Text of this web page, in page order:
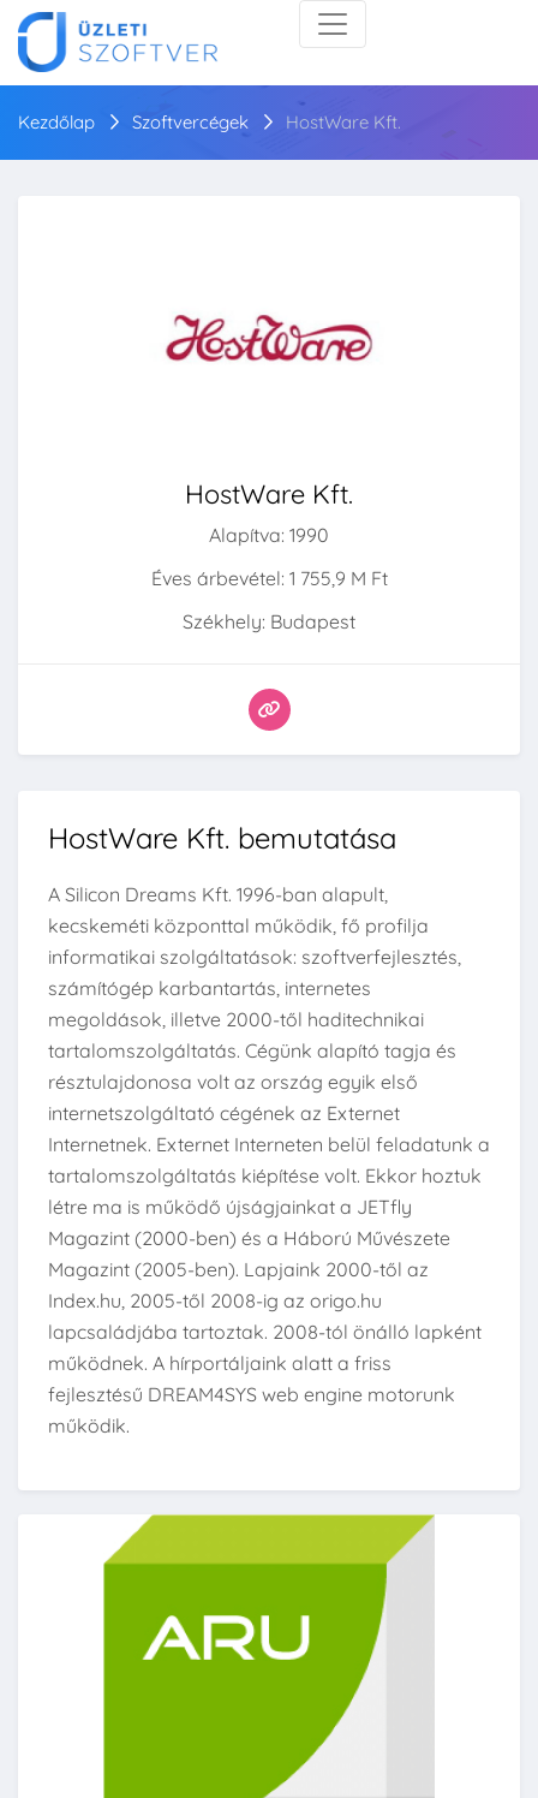
Kezdőlap Szoftvercégek HostWare Kft.
HostWare Kft.
Alapítva: 1990
Éves árbevétel: 1 755,9 M Ft
Székhely: Budapest
HostWare Kft. bemutatása
A Silicon Dreams Kft. 1996-ban alapult,
kecskeméti központtal működik, fő profilja
informatikai szolgáltatások: szoftverfejlesztés,
számítógép karbantartás, internetes
megoldások, illetve 2000-től haditechnikai
tartalomszolgáltatás. Cégünk alapító tagja és
résztulajdonosa volt az ország egyik első
internetszolgáltató cégének az Externet
Internetnek. Externet Interneten belül feladatunk a
tartalomszolgáltatás kiépítése volt. Ekkor hoztuk
létre ma is működő újságjainkat a JETfly
Magazint (2000-ben) és a Háború Művészete
Magazint (2005-ben). Lapjaink 2000-től az
Index.hu, 2005-től 2008-ig az origo.hu
lapcsaládjába tartoztak. 2008-tól önálló lapként
működnek. A hírportáljaink alatt a friss
fejlesztésű DREAM4SYS web engine motorunk
működik.